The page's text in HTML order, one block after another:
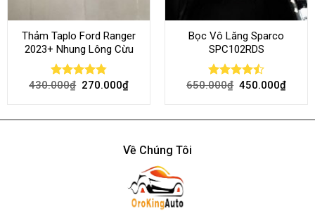
Thảm Taplo Ford Ranger
2023+ Nhung Lông Cừu
Rated 4.80
430.000₫ 270.000₫
Bọc Vô Lăng Sparco
SPC102RDS
Rated
650.000₫ 450.000₫
Về Chúng Tôi